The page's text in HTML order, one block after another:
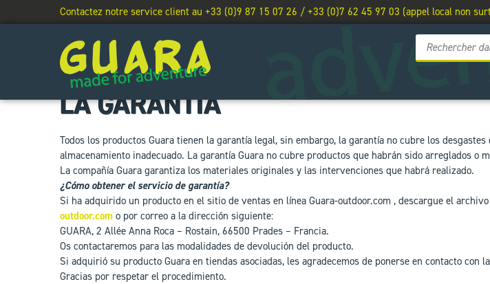
Contactez notre service client au +33 (0)9 87 15 07 26 / +33 (0)7 62 45 97 03 (appel local non
LA GARANTÍA
Todos los productos Guara tienen la garantía legal, sin embargo, la garantía no cubre los
almacenamiento inadecuado. La garantía Guara no cubre productos que habrán sido arreglados o
La compañía Guara garantiza los materiales originales y las intervenciones que habrá realizado.
¿Cómo obtener el servicio de garantía?
Si ha adquirido un producto en el sitio de ventas en línea Guara-outdoor.com , descargue el
outdoor.com o por correo a la dirección siguiente:
GUARA, 2 Allée Anna Roca – Rostain, 66500 Prades – Francia.
Os contactaremos para las modalidades de devolución del producto.
Si adquirió su producto Guara en tiendas asociadas, les agradecemos de ponerse en contacto con
Gracias por respetar el procedimiento.